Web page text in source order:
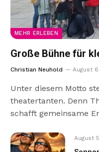
MEHR ERLEBEN
Große Bühne für
Christian Neuhold August
Unter diesem Motto
theatertanten. Denn
schafft gemeinsame
August